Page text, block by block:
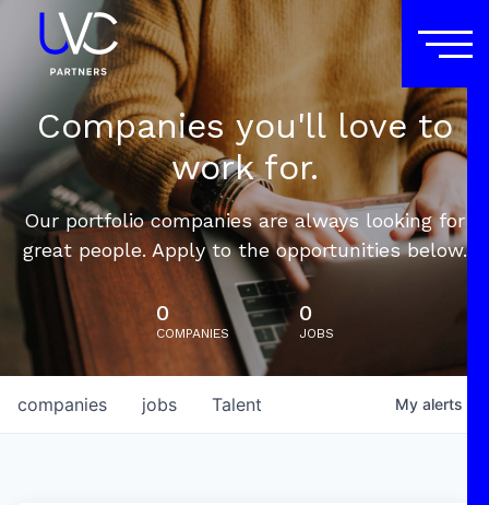
Companies you'll love to
work for.
Our portfolio companies are always looking for
great people. Apply to the opportunities below.
0
COMPANIES
0
JOBS
jobs
companies Talent My alerts